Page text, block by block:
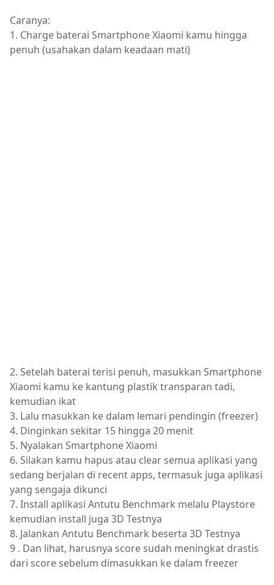
Caranya:
1. Charge baterai Smartphone Xiaomi kamu hingga
penuh (usahakan dalam keadaan mati)
2. Setelah baterai terisi penuh, masukkan Smartphone
Xiaomi kamu ke kantung plastik transparan tadi,
kemudian ikat
3. Lalu masukkan ke dalam lemari pendingin (freezer)
4. Dinginkan sekitar 15 hingga 20 menit
5. Nyalakan Smartphone Xiaomi
6. Silakan kamu hapus atau clear semua aplikasi yang
sedang berjalan di recent apps, termasuk juga aplikasi
yang sengaja dikunci
7. Install aplikasi Antutu Benchmark melalu Playstore
kemudian install juga 3D Testnya
8. Jalankan Antutu Benchmark beserta 3D Testnya
9 . Dan lihat, harusnya score sudah meningkat drastis
dari score sebelum dimasukkan ke dalam freezer